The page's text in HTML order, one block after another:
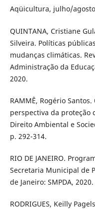
Aqüicultura, julho/
QUINTANA, Cristiane
Silveira. Políticas
mudanças climáticas.
Administração da
2020.
RAMMÊ, Rogério
perspectiva da proteção
Direito Ambiental e
p. 292-314.
RIO DE JANEIRO.
Secretaria Municipal de
de Janeiro: SMPDA, 2020.
RODRIGUES, Keilly